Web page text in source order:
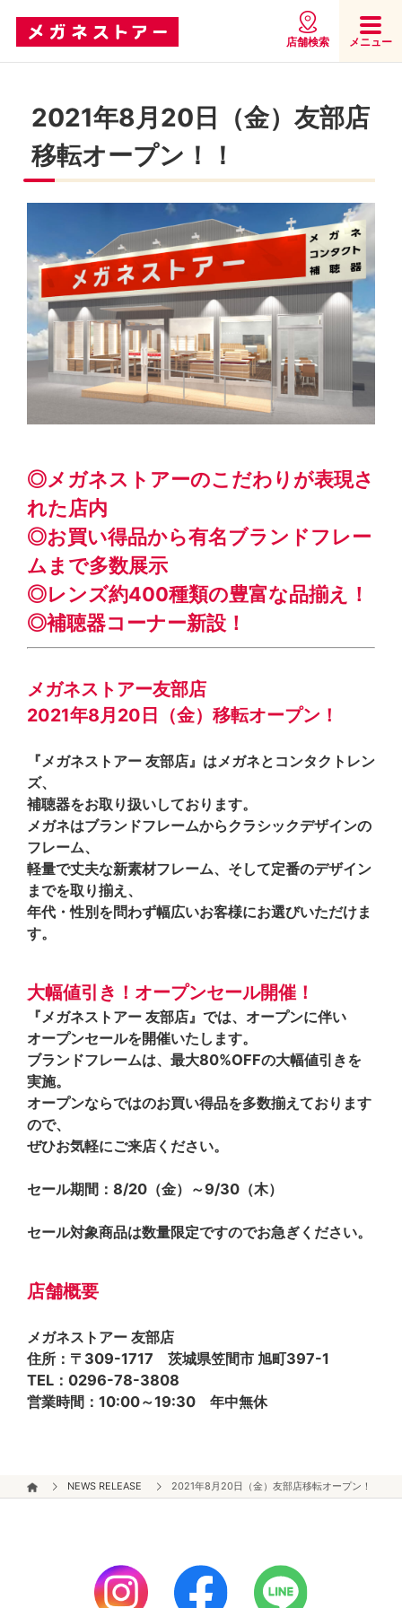
店舗検索 メニュー
2021年8月20日（金）友部店
移転オープン！！
◎メガネストアーのこだわりが表現さ
れた店内
◎お買い得品から有名ブランドフレー
ムまで多数展示
◎レンズ約400種類の豊富な品揃え！
◎補聴器コーナー新設！
メガネストアー友部店
2021年8月20日（金）移転オープン！
『メガネストアー 友部店』はメガネとコンタクトレン
ズ、
補聴器をお取り扱いしております。
メガネはブランドフレームからクラシックデザインの
フレーム、
軽量で丈夫な新素材フレーム、そして定番のデザイン
までを取り揃え、
年代・性別を問わず幅広いお客様にお選びいただけま
す。
大幅値引き！オープンセール開催！
『メガネストアー 友部店』では、オープンに伴い
オープンセールを開催いたします。
ブランドフレームは、最大80%OFFの大幅値引きを
実施。
オープンならではのお買い得品を多数揃えております
ので、
ぜひお気軽にご来店ください。
セール期間：8/20（金）～9/30（木）
セール対象商品は数量限定ですのでお急ぎください。
店舗概要
メガネストアー 友部店
住所：〒309-1717 茨城県笠間市 旭町397-1
TEL：0296-78-3808
営業時間：10:00～19:30 年中無休
NEWS RELEASE 2021年8月20日（金）友部店移転オープン！！